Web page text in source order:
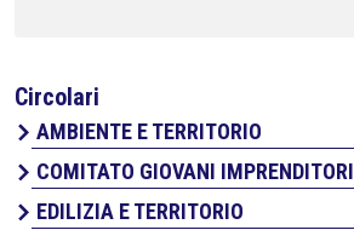
Circolari
AMBIENTE E TERRITORIO
COMITATO GIOVANI IMPRENDITORI
EDILIZIA E TERRITORIO